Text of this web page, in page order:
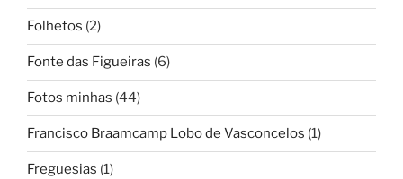
Folhetos (2)
Fonte das Figueiras (6)
Fotos minhas (44)
Francisco Braamcamp Lobo de Vasconcelos (1)
Freguesias (1)